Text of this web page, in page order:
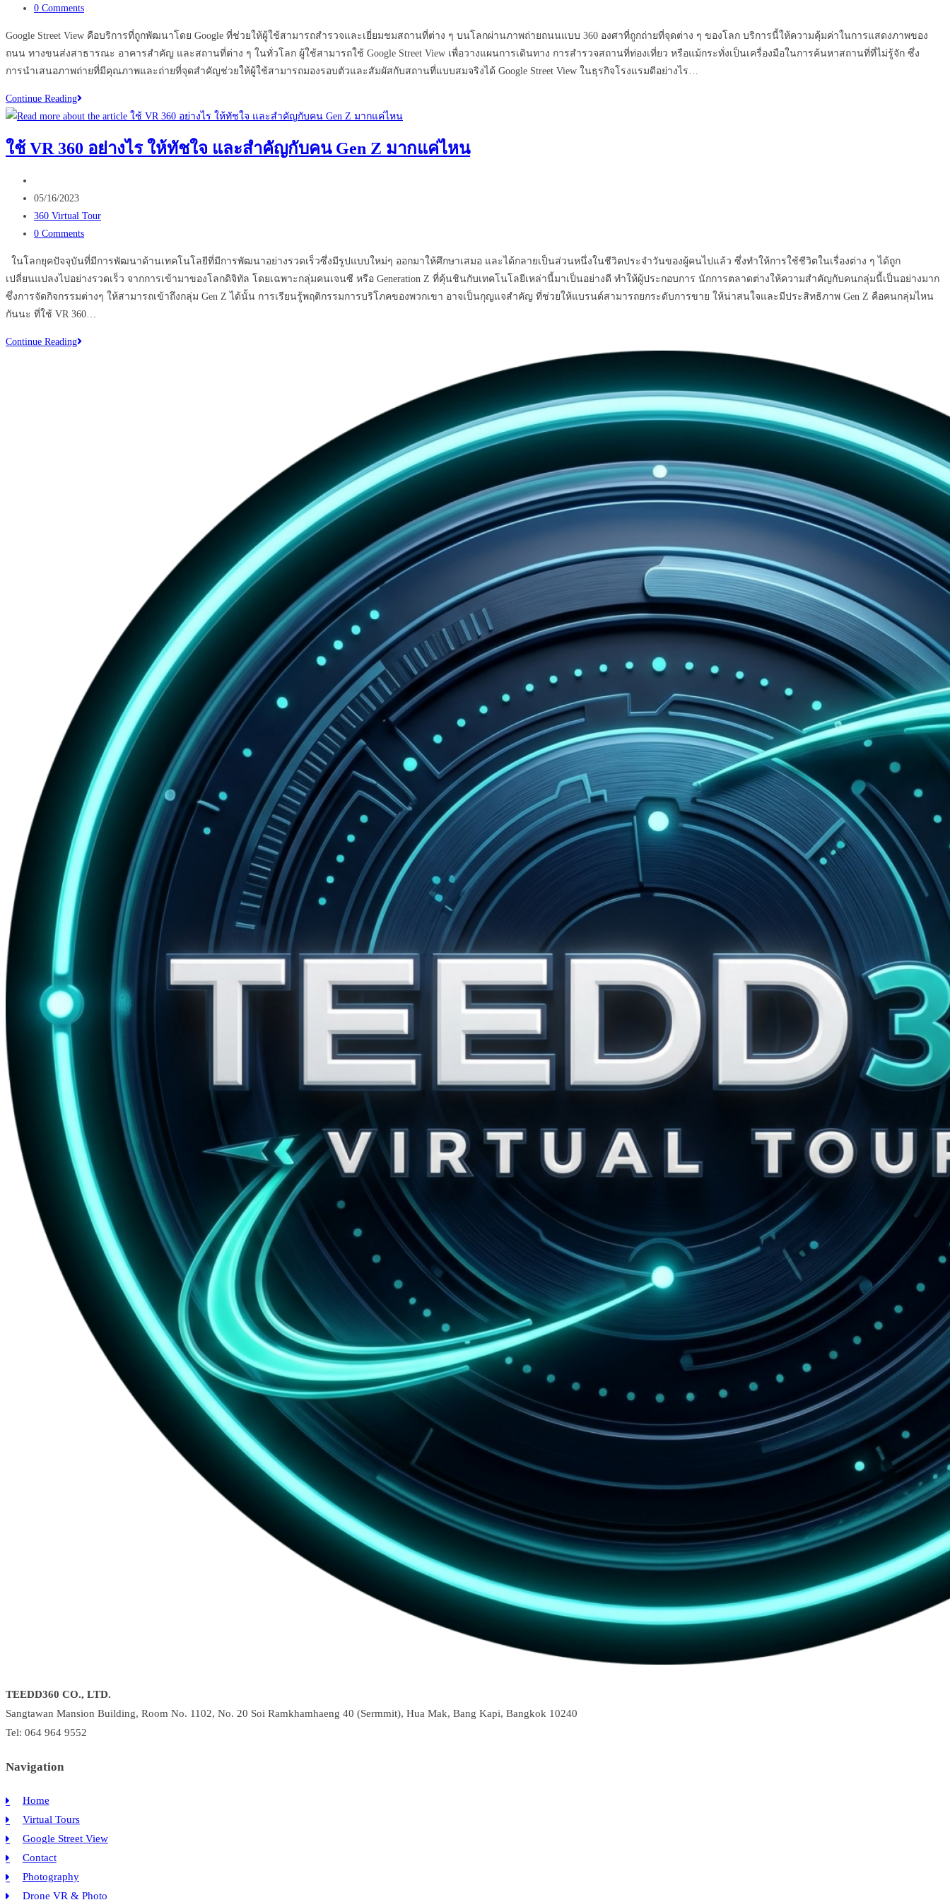
category:
Post
0 Comments
Google Street View คือบริการที่ถูกพัฒนาโดย Google ที่ช่วยให้ผู้ใช้สามารถสำรวจและเยี่ยมชมสถานที่ต่าง ๆ บนโลกผ่านภาพถ่ายถนนแบบ 360 องศาที่ถูกถ่ายที่จุดต่าง ๆ ของโลก บริการนี้ให้ความคุ้มค่าในการแสดงภาพของ
ถนน ทางขนส่งสาธารณะ อาคารสำคัญ และสถานที่ต่าง ๆ ในทั่วโลก ผู้ใช้สามารถใช้ Google Street View เพื่อวางแผนการเดินทาง การสำรวจสถานที่ท่องเที่ยว หรือแม้กระทั่งเป็นเครื่องมือในการค้นหาสถานที่ที่ไม่รู้จัก ซึ่ง
การนำเสนอภาพถ่ายที่มีคุณภาพและถ่ายที่จุดสำคัญช่วยให้ผู้ใช้สามารถมองรอบตัวและสัมผัสกับสถานที่แบบสมจริงได้ Google Street View ในธุรกิจโรงแรมดีอย่างไร…
Continue Readingข้อดี
ของ
มี
View
กับ
ธุรกิจ
โรงแรม
ใช้ VR 360 อย่างไร ให้ทัชใจ และสำคัญกับคน Gen Z มากแค่ไหน
author:
Post
published:
05/16/2023
Post
category:
360 Virtual Tour
Post
0 Comments
ในโลกยุคปัจจุบันที่มีการพัฒนาด้านเทคโนโลยีที่มีการพัฒนาอย่างรวดเร็วซึ่งมีรูปแบบใหม่ๆ ออกมาให้ศึกษาเสมอ และได้กลายเป็นส่วนหนึ่งในชีวิตประจำวันของผู้คนไปแล้ว ซึ่งทำให้การใช้ชีวิตในเรื่องต่าง ๆ ได้ถูก
เปลี่ยนแปลงไปอย่างรวดเร็ว จากการเข้ามาของโลกดิจิทัล โดยเฉพาะกลุ่มคนเจนซี หรือ Generation Z ที่คุ้นชินกับเทคโนโลยีเหล่านี้มาเป็นอย่างดี ทำให้ผู้ประกอบการ นักการตลาดต่างให้ความสำคัญกับคนกลุ่มนี้เป็นอย่างมาก
ซึ่งการจัดกิจกรรมต่างๆ ให้สามารถเข้าถึงกลุ่ม Gen Z ได้นั้น การเรียนรู้พฤติกรรมการบริโภคของพวกเขา อาจเป็นกุญแจสำคัญ ที่ช่วยให้แบรนด์สามารถยกระดับการขาย ให้น่าสนใจและมีประสิทธิภาพ Gen Z คือคนกลุ่มไหน
กันนะ ที่ใช้ VR 360…
Continue Readingใช้
TEEDD360 CO., LTD.
Sangtawan Mansion Building, Room No. 1102, No. 20 Soi Ramkhamhaeng 40 (Sermmit), Hua Mak, Bang Kapi, Bangkok 10240
Tel: 064 964 9552
Navigation
Home
Virtual Tours
Google Street View
Contact
Photography
Drone VR & Photo